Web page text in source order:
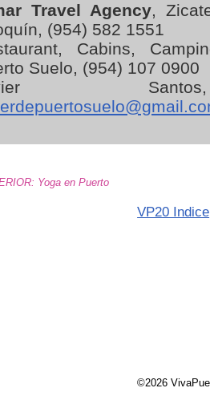
Travel Agency,
(954) 582 1551
Cabins,
Suelo, (954) 107 0900
Yoga en Puerto
VP20 Indice
©2026